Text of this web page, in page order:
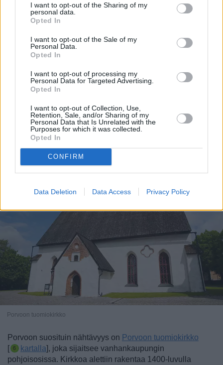
I want to opt-out of the Sharing of my
personal data.
Opted In
I want to opt-out of the Sale of my
Personal Data.
Opted In
I want to opt-out of processing my
Personal Data for Targeted Advertising.
Opted In
I want to opt-out of Collection, Use,
Retention, Sale, and/or Sharing of my
Personal Data that Is Unrelated with the
Purposes for which it was collected.
Opted In
CONFIRM
Data Deletion Data Access Privacy Policy
Porvoon maine myös perustuu pitkälti 1800-luvun
tapahtumiin, jolloin Venäjän autonomian ajan aluksi
Suomen valtio perustettiin
Porvoon valtiopäivillä
. Tämän
lisäksi 1800-luvulla Suomen kansallisrunoilijaksi
tituleerattuJ.L. Runeberg
syntymäpäivää (5. helmikuuta) juhlittiin hänen 50-
vuotispäivistään lähtien kansallisena juhlapäivänä, eli
nimeään kantava makupala eliRunerbergintorttu, jota
hänen väitetään syöneen aamupalakseen ja jolla
herkutellaan Runebergin päivän tienoilla.
Porvoon tuomiokirkko
Porvoon suosituin nähtävyys on Porvoon tuomiokirkko
[
kartalla], joka sijaitsee vanhankaupungin
pohjoisosissa. Kirkkoa alettiin rakentaa 1400-luvulla